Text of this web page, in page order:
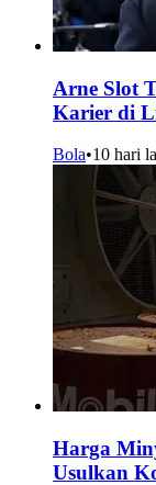
Arne Slot
Karier di
Bola•10 hari
Harga
Usulkan